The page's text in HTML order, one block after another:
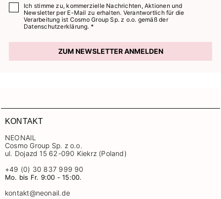
Ich stimme zu, kommerzielle Nachrichten, Aktionen und
Newsletter per E-Mail zu erhalten. Verantwortlich für die
Verarbeitung ist Cosmo Group Sp. z o.o. gemäß der
Datenschutzerklärung. *
ZUM NEWSLETTER ANMELDEN
KONTAKT
NEONAIL
Cosmo Group Sp. z o.o.
ul. Dojazd 15 62-090 Kiekrz (Poland)
+49 (0) 30 837 999 90
Mo. bis Fr. 9:00 - 15:00.
kontakt@neonail.de